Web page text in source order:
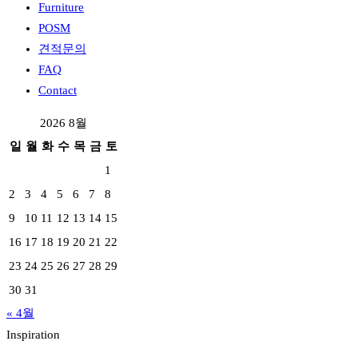
Furniture
POSM
견적문의
FAQ
Contact
2026 8월
일 월 화 수 목 금 토
1
2
3 4 5 6 7
8
9
10 11 12 13 14 15
16 17 18 19 20 21 22
23 24 25 26 27 28 29
30 31
« 4월
Inspiration